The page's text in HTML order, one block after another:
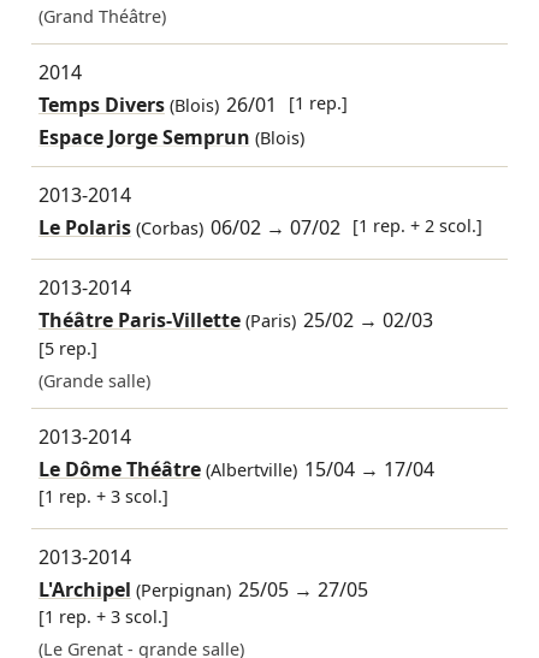
(Grand Théâtre)
2014
Temps Divers(Blois) 26/01 [1 rep.]
Espace Jorge Semprun (Blois)
2013-2014
Le Polaris(Corbas) 06/02 →07/02 [1 rep. + 2 scol.]
2013-2014
Théâtre Paris-Villette(Paris) 25/02 →02/03
[5 rep.]
(Grande salle)
2013-2014
Le Dôme Théâtre(Albertville) 15/04 → 17/04
[1 rep. + 3 scol.]
2013-2014
L'Archipel (Perpignan) 25/05 →27/05
[1 rep. + 3 scol.]
(Le Grenat - grande salle)